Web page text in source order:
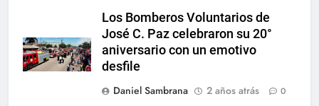
Los Bomberos Voluntarios de
José C. Paz celebraron su 20°
aniversario con un emotivo
desfile
Daniel Sambrana
2 años atrás 0